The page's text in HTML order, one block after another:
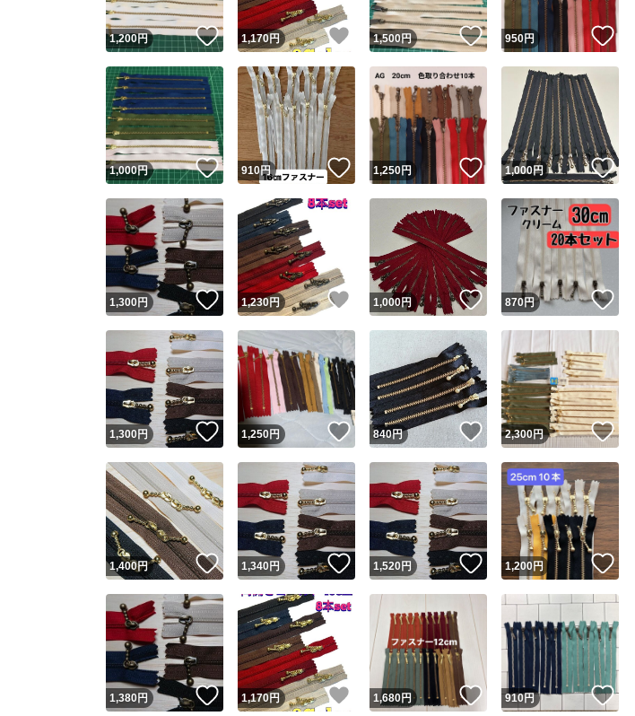
ユーザーの実績
Yahoo!フリマが定めた一定の基準を満たしたユー
安心取引出品者
安心取引出品者 Yahoo!フリマの基準をク
取引実績
この商品の情報をコ
商品画像の無断転載は禁止されています
1,200円 いいね！
1,170円 いいね！
1,500円 いいね！
950円 い
1,000円 いいね！
910円 いいね！
1,250円 いいね！
1,000円 い
1,300円 いいね！
1,230円 いいね！
1,000円 いいね！
870円
1,300円 いいね！
1,250円 いいね！
840円 いいね！
2,300円 い
1,400円 いいね！
1,340円 いいね！
1,520円 いいね！
1,200円 い
1,380円 いいね！
1,170円 いいね！
1,680円 いいね！
910円 い